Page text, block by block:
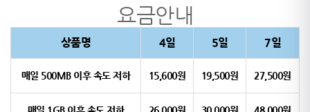
요금안내
상품명 4일 5일 7일
매일 500MB 이후 속도 저하 15,600원 19,500원 27,500원